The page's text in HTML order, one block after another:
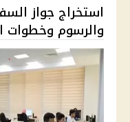
والرسوم وخطوات